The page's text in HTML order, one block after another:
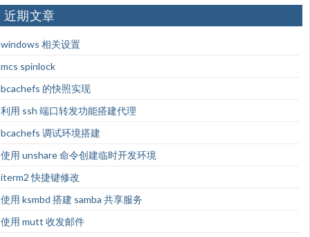
近期文章
windows 相关设置
mcs spinlock
bcachefs 的快照实现
利用 ssh 端口转发功能搭建代理
bcachefs 调试环境搭建
使用 unshare 命令创建临时开发环境
iterm2 快捷键修改
使用 ksmbd 搭建 samba 共享服务
使用 mutt 收发邮件